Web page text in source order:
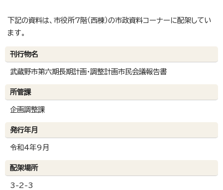
下記の資料は、市役所7階（西棟）の市政資料コーナーに配架してい
ます。
刊行物名
武蔵野市第六期長期計画・調整計画市民会議報告書
所管課
企画調整課
発行年月
令和4年9月
配架場所
3-2-3